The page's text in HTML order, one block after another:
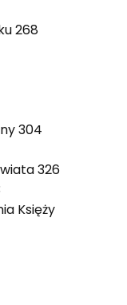
268
304
326
Księży